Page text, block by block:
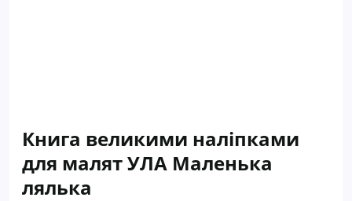
Книга великими наліпками
для малят УЛА Маленька
лялька